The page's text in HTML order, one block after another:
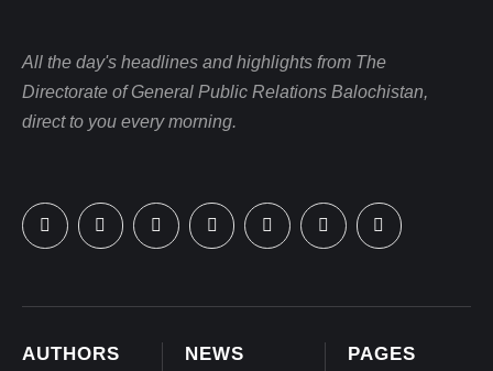
PAGES
NEWS
AUTHORS
All the day's headlines and highlights from The
Directorate of General Public Relations Balochistan,
direct to you every morning.